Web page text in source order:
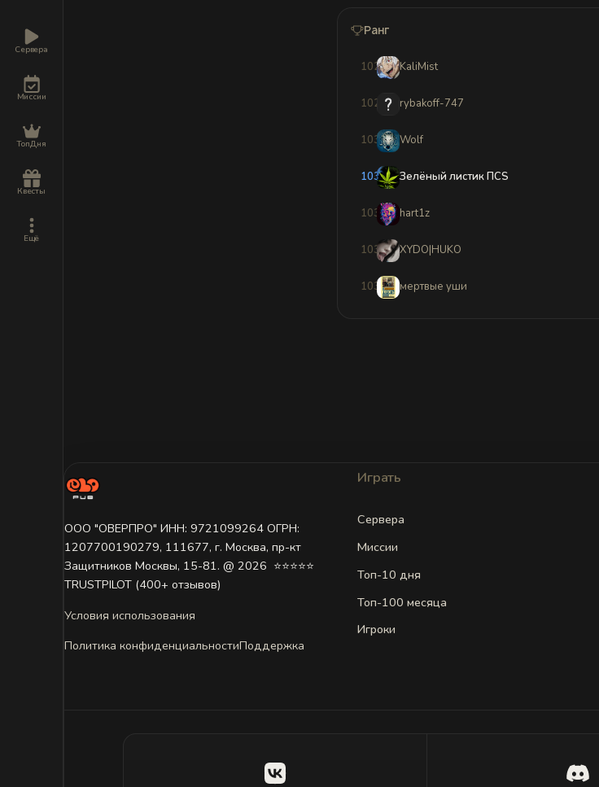
Сервера
Миссии
ТопДня
Квесты
Ещё
Ранг
1028 KaliMist
1029 rybakoff-747
1030 Wolf
1031 Зелёный листик ПCS
1032 hart1z
1033 XYDO|HUKO
1034 мертвые уши
ООО "ОВЕРПРО" ИНН: 9721099264 ОГРН:
1207700190279, 111677, г. Москва, пр-кт
Защитников Москвы, 15-81. @ 2026 ㅤ ⭐⭐⭐⭐⭐
TRUSTPILOT (400+ отзывов)
Условия использования
Политика конфиденциальностиПоддержка
Играть
Сервера
Миссии
Топ-10 дня
Топ-100 месяца
Игроки